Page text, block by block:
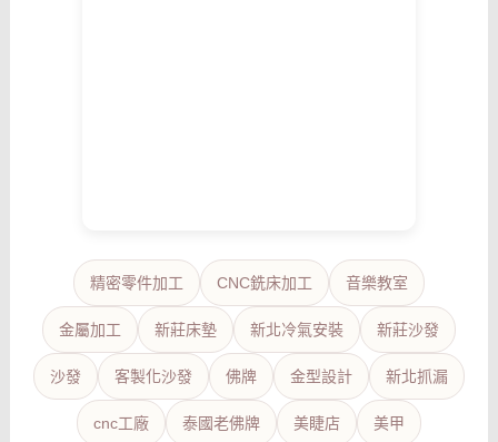
精密零件加工 CNC銑床加工 音樂教室
金屬加工 新莊床墊 新北冷氣安裝 新莊沙發
沙發 客製化沙發 佛牌 金型設計 新北抓漏
cnc工廠 泰國老佛牌 美睫店 美甲